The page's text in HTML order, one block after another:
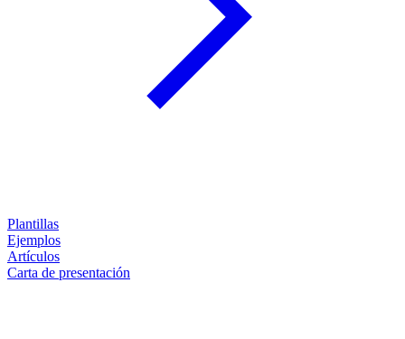
Plantillas
Ejemplos
Artículos
Carta de presentación